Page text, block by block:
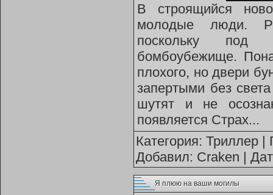
В строящийся
молодые люди.
поскольку под
бомбоубежище.
плохого, но двери
запертыми без
шутят и не
появляется Страх...
Категория: Триллер |
Добавил: Craken |
Я плюю на ваши могилы